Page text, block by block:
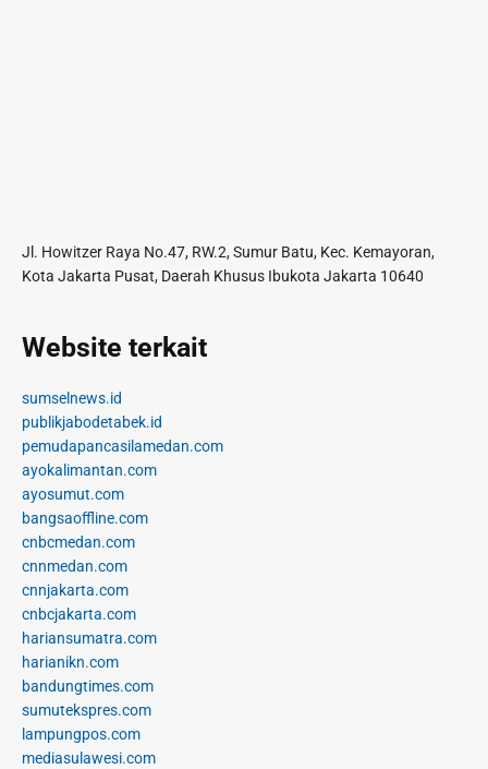
Jl. Howitzer Raya No.47, RW.2, Sumur Batu, Kec. Kemayoran,
Kota Jakarta Pusat, Daerah Khusus Ibukota Jakarta 10640
Website terkait
sumselnews.id
publikjabodetabek.id
pemudapancasilamedan.com
ayokalimantan.com
ayosumut.com
bangsaoffline.com
cnbcmedan.com
cnnmedan.com
cnnjakarta.com
cnbcjakarta.com
hariansumatra.com
harianikn.com
bandungtimes.com
sumutekspres.com
lampungpos.com
mediasulawesi.com